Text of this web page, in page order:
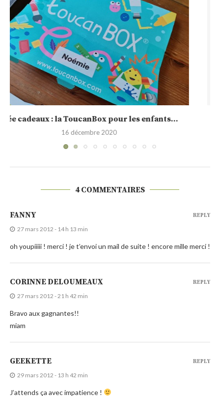
Sélection de calendrier de l’Avent 2020
30 novembre 2020
4 COMMENTAIRES
FANNY
27 mars 2012 - 14 h 13 min
oh youpiiiii ! merci ! je t’envoi un mail de suite ! encore mille merci !
REPLY
CORINNE DELOUMEAUX
27 mars 2012 - 21 h 42 min
Bravo aux gagnantes!!
miam
REPLY
GEEKETTE
29 mars 2012 - 13 h 42 min
J’attends ça avec impatience !
REPLY